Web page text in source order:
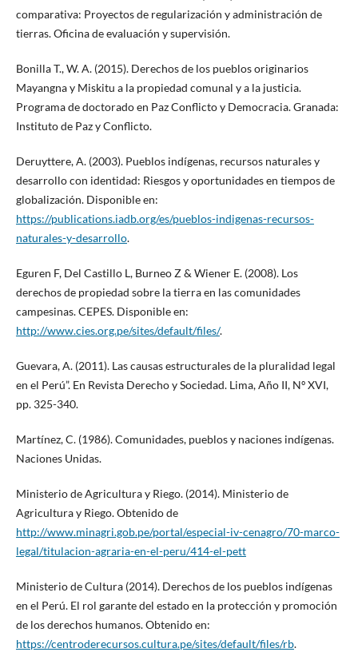
comparativa: Proyectos de regularización y administración de
tierras. Oficina de evaluación y supervisión.
Bonilla T., W. A. (2015). Derechos de los pueblos originarios
Mayangna y Miskitu a la propiedad comunal y a la justicia.
Programa de doctorado en Paz Conflicto y Democracia. Granada:
Instituto de Paz y Conflicto.
Deruyttere, A. (2003). Pueblos indígenas, recursos naturales y
desarrollo con identidad: Riesgos y oportunidades en tiempos de
globalización. Disponible en:
https://publications.iadb.org/es/pueblos-indigenas-recursos-
naturales-y-desarrollo.
Eguren F, Del Castillo L, Burneo Z & Wiener E. (2008). Los
derechos de propiedad sobre la tierra en las comunidades
campesinas. CEPES. Disponible en:
http://www.cies.org.pe/sites/default/files/.
Guevara, A. (2011). Las causas estructurales de la pluralidad legal
en el Perú”. En Revista Derecho y Sociedad. Lima, Año II, Nº XVI,
pp. 325-340.
Martínez, C. (1986). Comunidades, pueblos y naciones indígenas.
Naciones Unidas.
Ministerio de Agricultura y Riego. (2014). Ministerio de
Agricultura y Riego. Obtenido de
http://www.minagri.gob.pe/portal/especial-iv-cenagro/70-marco-
legal/titulacion-agraria-en-el-peru/414-el-pett
Ministerio de Cultura (2014). Derechos de los pueblos indígenas
en el Perú. El rol garante del estado en la protección y promoción
de los derechos humanos. Obtenido en:
https://centroderecursos.cultura.pe/sites/default/files/rb.